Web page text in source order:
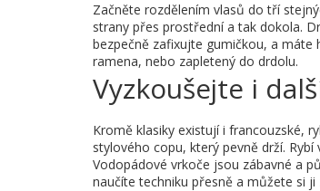
Začněte rozdělením vlasů do tří
strany přes prostřední a tak dokola.
bezpečně zafixujte gumičkou, a
ramena, nebo zapletený do drdolu.
Vyzkoušejte i
Kromě klasiky existují i francouzské,
stylového copu, který pevně drží.
Vodopádové vrkoče jsou zábavné a
naučíte techniku přesně a můžete si ji